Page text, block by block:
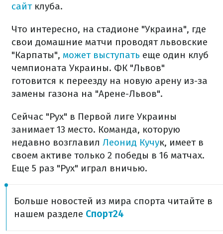
сайтклуба.
Что интересно, на стадионе "Украина", где
свои домашние матчи проводят львовские
"Карпаты", может выступать еще один клуб
чемпионата Украины. ФК "Львов"
готовится к переезду на новую арену из-за
замены газона на "Арене-Львов".
Сейчас "Рух" в Первой лиге Украины
занимает 13 место. Команда, которую
недавно возглавил Леонид Кучук, имеет в
своем активе только 2 победы в 16 матчах.
Еще 5 раз "Рух" играл вничью.
Больше новостей из мира спорта читайте в
нашем разделе Спорт24